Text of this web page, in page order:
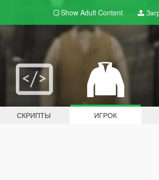
Show Adult Content
СКРИПТЫ ИГРОК